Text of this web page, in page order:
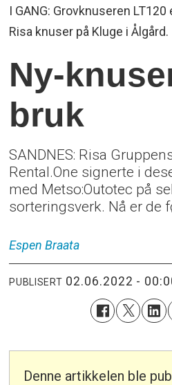
I GANG: Grovknuseren
Risa knuser på Kluge i Ålgård.
Ny-
bruk
SANDNES: Risa
Rental.One signerte i
med Metso:Outotec på
sorteringsverk. Nå er de
Espen Braata
PUBLISERT 02.06.2022 -
Denne artikkelen ble